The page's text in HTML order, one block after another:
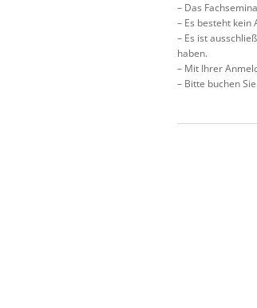
– Das
– Es besteht
– Es ist
haben.
– Mit Ihrer
– Bitte buchen